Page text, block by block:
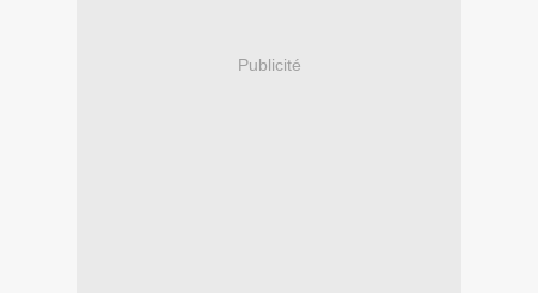
Publicité